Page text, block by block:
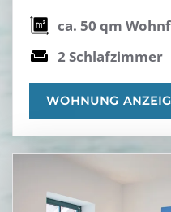
ca. 50 qm
2 Schlafzimmer
WOHNUNG